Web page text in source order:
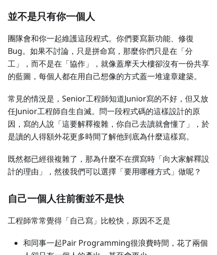
並不是只有你一個人
團隊會和你一起維護這段程式。你們要寫新功能、修復
Bug。如果不討論，只是拼命寫，那麼你們只是在「分
工」，而不是在「協作」，就像蓋摩天大樓卻沒有一份共享
的藍圖，每個人都在用自己想像的方式蓋一堆違章建築。
常見的情況是，Senior工程師知道Junior寫的不好，但又放
任Junior工程師自生自滅。問一段程式碼的這樣設計的原
因，寫的人說「這要解釋複雜，你自己去讀就會懂了」，於
是讀的人得額外花更多時間了解他到底為什麼這樣寫。
既然都已經很複雜了，那為什麼不在撰寫時「向大家解釋設
計的理由」，然後我們可以選擇「要用哪種方式」做呢？
自己一個人往前衝並不是快
工程師常常覺得「自己寫」比較快，原因不乏是
和同事一起Pair Programming很浪費時間，花了兩個